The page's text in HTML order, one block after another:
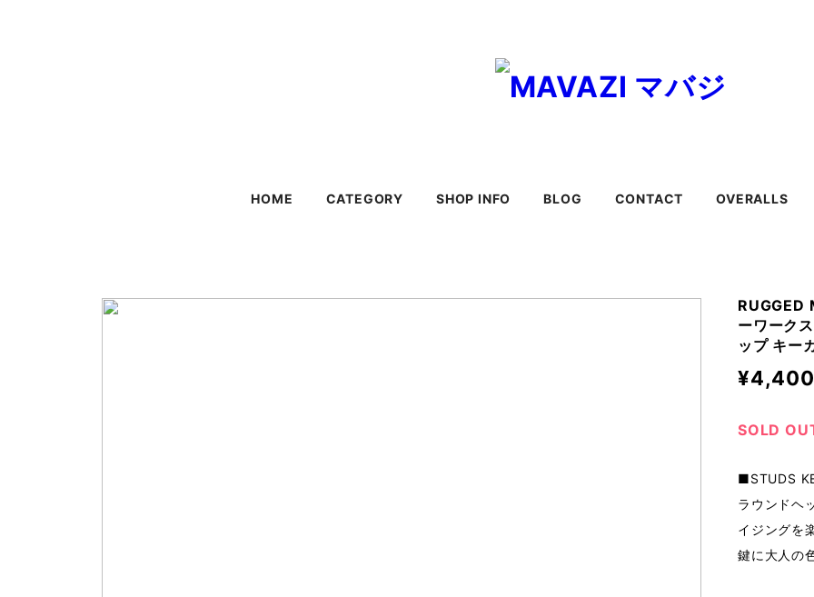
HOME CATEGORY SHOP INFO BLOG CONTACT OVERALLS
RUGGED
ーワーク
ップ キー
¥4,400
SOLD
■STUDS
ラウンドヘ
イジングを
鍵に大人の